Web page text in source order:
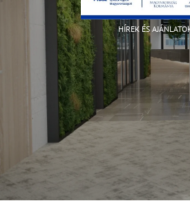
HÍREK ÉS